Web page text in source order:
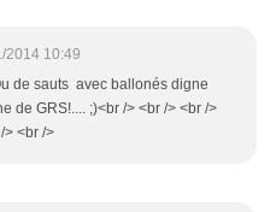
2014 10:49
de sauts avec ballonés digne
de GRS!.... ;)<br /> <br /> <br />
> <br />